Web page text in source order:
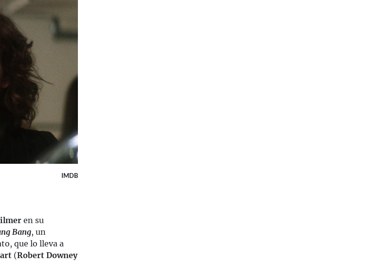
IMDB
en su
Bang, un
que lo lleva a
(Robert Downey